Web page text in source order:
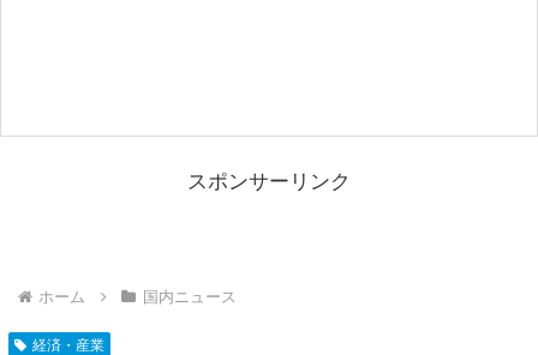
スポンサーリンク
ホーム 国内ニュース
経済・産業